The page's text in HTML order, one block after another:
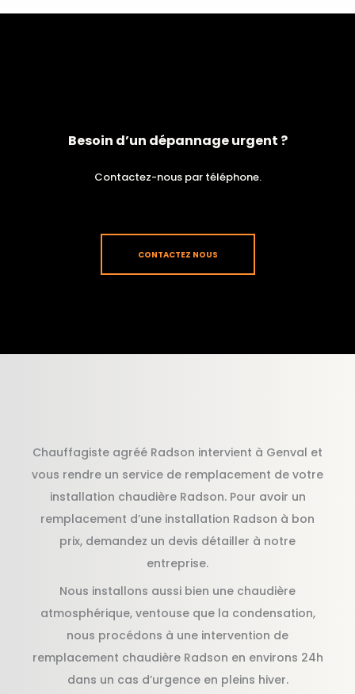
Besoin d’un dépannage urgent ?
Contactez-nous par téléphone.
CONTACTEZ NOUS
Chauffagiste agréé Radson intervient à Genval et
vous rendre un service de remplacement de votre
installation chaudière Radson. Pour avoir un
remplacement d’une installation Radson à bon
prix, demandez un devis détailler à notre
entreprise.
Nous installons aussi bien une chaudière
atmosphérique, ventouse que la condensation,
nous procédons à une intervention de
remplacement chaudière Radson en environs 24h
dans un cas d’urgence en pleins hiver.